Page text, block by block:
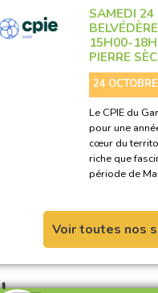
SAMEDI 24
15H00-
PIERRE
24
Le CPIE du
pour une
cœur du
riche que
période de
Voir toutes nos